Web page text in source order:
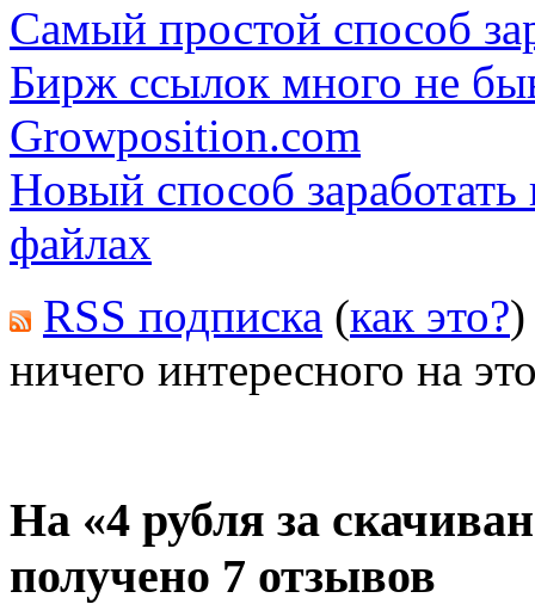
Самый простой способ
Бирж ссылок много не
Growposition.com
Новый способ
файлах
RSS подписка (как это?)
ничего интересного на
На «4 рубля за
получено 7 отзывов